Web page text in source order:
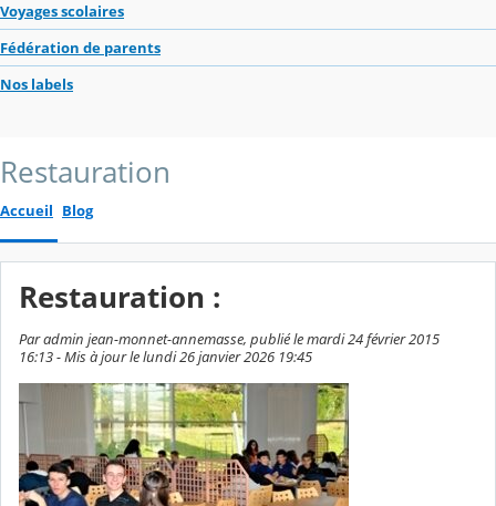
Voyages scolaires
Fédération de parents
Nos labels
Restauration
Accueil Blog
Restauration :
Par admin jean-monnet-annemasse, publié le mardi 24 février 2015
16:13 - Mis à jour le lundi 26 janvier 2026 19:45